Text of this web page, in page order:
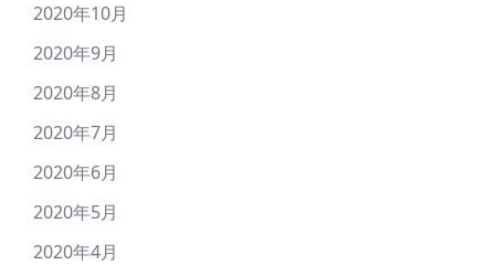
2020年10月
2020年9月
2020年8月
2020年7月
2020年6月
2020年5月
2020年4月